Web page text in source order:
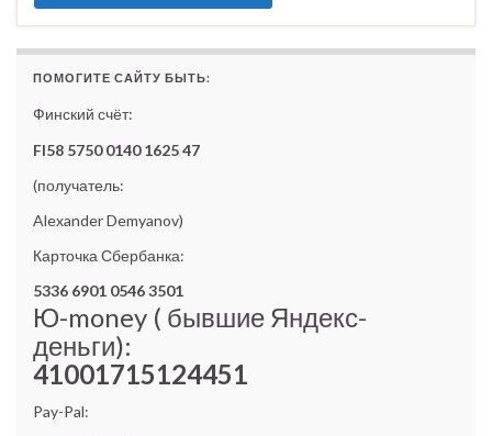
ПОМОГИТЕ САЙТУ БЫТЬ:
Финский счёт:
FI58 5750 0140 1625 47
(получатель:
Alexander Demyanov)
Карточка Сбербанка:
5336 6901 0546 3501
Ю-money ( бывшие Яндекс-
деньги):
41001715124451
Pay-Pal: